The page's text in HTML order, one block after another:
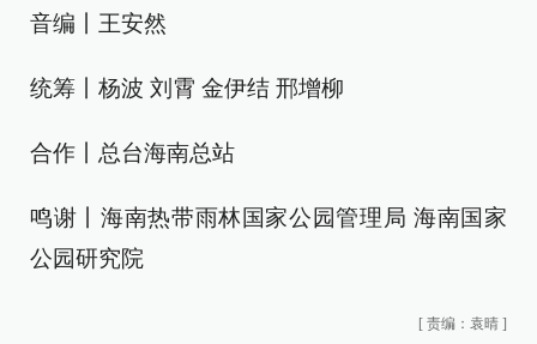
音编丨王安然
统筹丨杨波 刘霄 金伊结 邢增柳
合作丨总台海南总站
鸣谢丨海南热带雨林国家公园管理局 海南国家
公园研究院
[ 责编：袁晴 ]